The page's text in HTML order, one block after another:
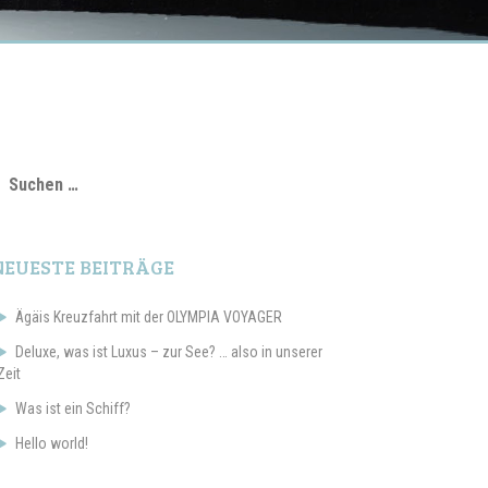
BEITRÄGE
Ägäis Kreuzfahrt mit der OLYMPIA VOYAGER
Deluxe, was ist Luxus – zur See? … also in unserer
Was ist ein Schiff?
Hello world!